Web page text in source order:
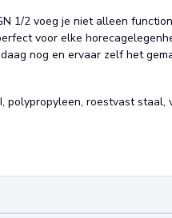
1/2 voeg je niet alleen
voor elke
nog en ervaar zelf het
polypropyleen, roestvast staal,